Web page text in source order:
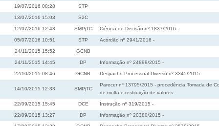
19/07/2016 08:28 STP
13/07/2016 15:03 S2C
12/07/2016 12:43 SMPjTC Ciência de Decisão nº 1837/2016 -
05/07/2016 10:51 STP Acórdão nº 2941/2016 -
24/11/2015 15:52 GCNB
24/11/2015 14:45 DP Informação nº 24899/2015 -
22/10/2015 08:46 GCNB Despacho Processual Diverso nº 3345/2015 -
14/10/2015 12:33 SMPjTC
Parecer nº 13795/2015 - procedência Tomada de
de multa e restituição de valores.
22/09/2015 15:45 DCE Instrução nº 319/2015 -
22/09/2015 13:27 DP Informação nº 20380/2015 -